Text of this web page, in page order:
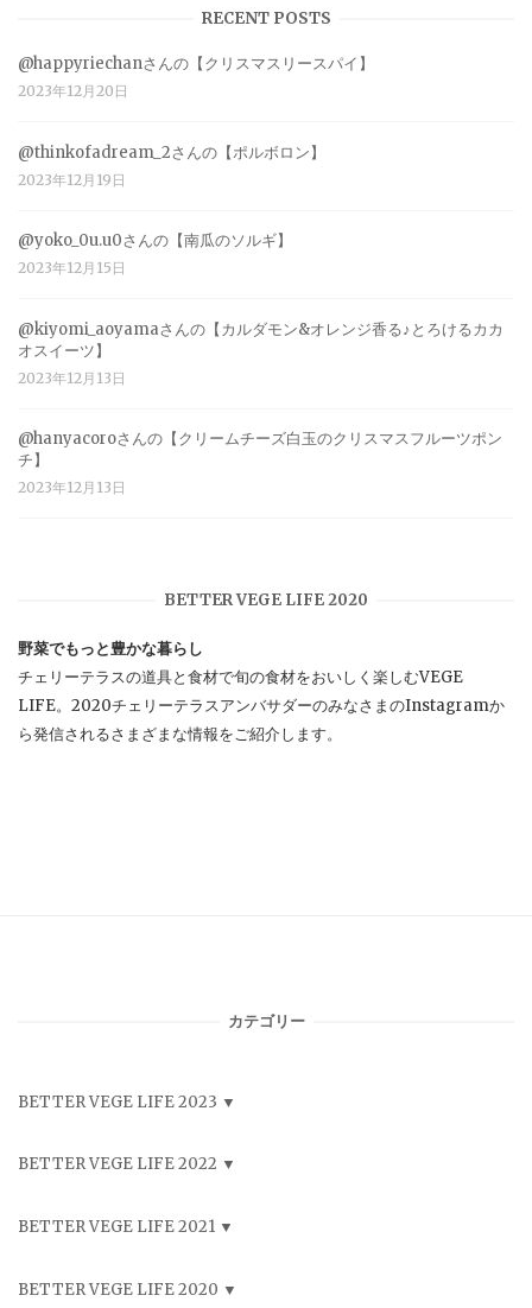
RECENT POSTS
@happyriechanさんの【クリスマスリースパイ】
2023年12月20日
@thinkofadream_2さんの【ポルボロン】
2023年12月19日
@yoko_0u.u0さんの【南瓜のソルギ】
2023年12月15日
@kiyomi_aoyamaさんの【カルダモン&オレンジ香る♪とろけるカカ
オスイーツ】
2023年12月13日
@hanyacoroさんの【クリームチーズ白玉のクリスマスフルーツポン
チ】
2023年12月13日
BETTER VEGE LIFE 2020
野菜でもっと豊かな暮らし
チェリーテラスの道具と食材で旬の食材をおいしく楽しむVEGE
LIFE。2020チェリーテラスアンバサダーのみなさまのInstagramか
ら発信されるさまざまな情報をご紹介します。
カテゴリー
BETTER VEGE LIFE 2023
BETTER VEGE LIFE 2022
BETTER VEGE LIFE 2021
BETTER VEGE LIFE 2020